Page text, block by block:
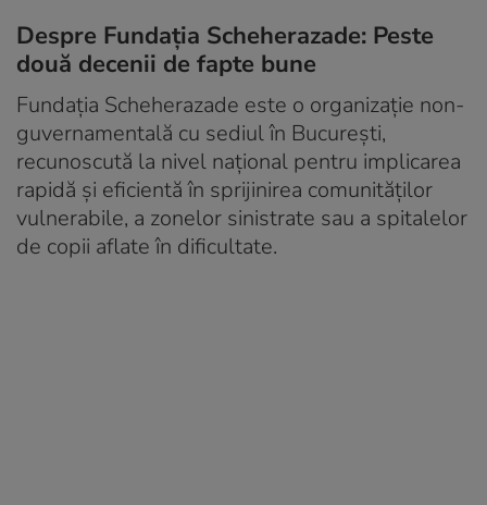
Despre Fundația Scheherazade: Peste
două decenii de fapte bune
Fundația Scheherazade este o organizație non-
guvernamentală cu sediul în București,
recunoscută la nivel național pentru implicarea
rapidă și eficientă în sprijinirea comunităților
vulnerabile, a zonelor sinistrate sau a spitalelor
de copii aflate în dificultate.